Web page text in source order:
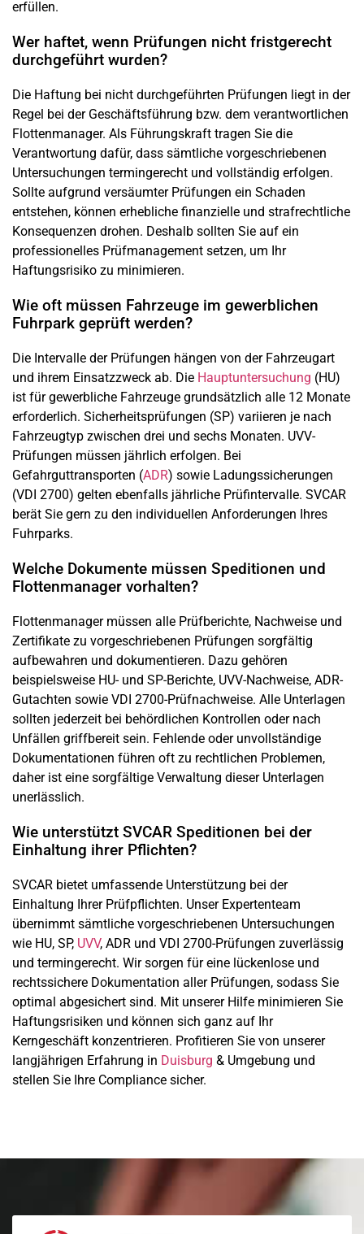
erfüllen.
Wer haftet, wenn Prüfungen nicht fristgerecht
durchgeführt wurden?
Die Haftung bei nicht durchgeführten Prüfungen liegt in der
Regel bei der Geschäftsführung bzw. dem verantwortlichen
Flottenmanager. Als Führungskraft tragen Sie die
Verantwortung dafür, dass sämtliche vorgeschriebenen
Untersuchungen termingerecht und vollständig erfolgen.
Sollte aufgrund versäumter Prüfungen ein Schaden
entstehen, können erhebliche finanzielle und strafrechtliche
Konsequenzen drohen. Deshalb sollten Sie auf ein
professionelles Prüfmanagement setzen, um Ihr
Haftungsrisiko zu minimieren.
Wie oft müssen Fahrzeuge im gewerblichen
Fuhrpark geprüft werden?
Die Intervalle der Prüfungen hängen von der Fahrzeugart
und ihrem Einsatzzweck ab. Die Hauptuntersuchung (HU)
ist für gewerbliche Fahrzeuge grundsätzlich alle 12 Monate
erforderlich. Sicherheitsprüfungen (SP) variieren je nach
Fahrzeugtyp zwischen drei und sechs Monaten. UVV-
Prüfungen müssen jährlich erfolgen. Bei
Gefahrguttransporten (ADR) sowie Ladungssicherungen
(VDI 2700) gelten ebenfalls jährliche Prüfintervalle. SVCAR
berät Sie gern zu den individuellen Anforderungen Ihres
Fuhrparks.
Welche Dokumente müssen Speditionen und
Flottenmanager vorhalten?
Flottenmanager müssen alle Prüfberichte, Nachweise und
Zertifikate zu vorgeschriebenen Prüfungen sorgfältig
aufbewahren und dokumentieren. Dazu gehören
beispielsweise HU- und SP-Berichte, UVV-Nachweise, ADR-
Gutachten sowie VDI 2700-Prüfnachweise. Alle Unterlagen
sollten jederzeit bei behördlichen Kontrollen oder nach
Unfällen griffbereit sein. Fehlende oder unvollständige
Dokumentationen führen oft zu rechtlichen Problemen,
daher ist eine sorgfältige Verwaltung dieser Unterlagen
unerlässlich.
Wie unterstützt SVCAR Speditionen bei der
Einhaltung ihrer Pflichten?
SVCAR bietet umfassende Unterstützung bei der
Einhaltung Ihrer Prüfpflichten. Unser Expertenteam
übernimmt sämtliche vorgeschriebenen Untersuchungen
wie HU, SP, UVV, ADR und VDI 2700-Prüfungen zuverlässig
und termingerecht. Wir sorgen für eine lückenlose und
rechtssichere Dokumentation aller Prüfungen, sodass Sie
optimal abgesichert sind. Mit unserer Hilfe minimieren Sie
Haftungsrisiken und können sich ganz auf Ihr
Kerngeschäft konzentrieren. Profitieren Sie von unserer
langjährigen Erfahrung in Duisburg & Umgebung und
stellen Sie Ihre Compliance sicher.